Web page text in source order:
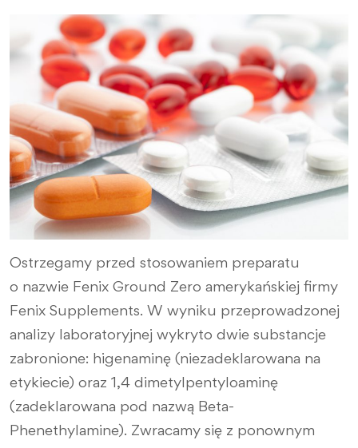
Ostrzegamy przed stosowaniem preparatu
o nazwie Fenix Ground Zero amerykańskiej firmy
Fenix Supplements. W wyniku przeprowadzonej
analizy laboratoryjnej wykryto dwie substancje
zabronione: higenaminę (niezadeklarowana na
etykiecie) oraz 1,4 dimetylpentyloaminę
(zadeklarowana pod nazwą Beta-
Phenethylamine). Zwracamy się z ponownym